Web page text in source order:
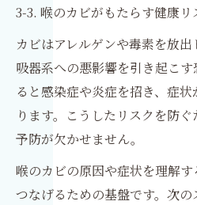
3-3. 喉のカビがもたらす健康リ
カビはアレルゲンや毒素を放
吸器系への悪影響を引き起こ
ると感染症や炎症を招き、症
ります。こうしたリスクを防
予防が欠かせません。
喉のカビの原因や症状を理解
つなげるための基盤です。次